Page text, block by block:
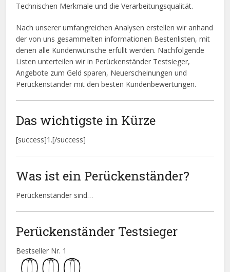
Technischen Merkmale und die Verarbeitungsqualität.
Nach unserer umfangreichen Analysen erstellen wir anhand
der von uns gesammelten informationen Bestenlisten, mit
denen alle Kundenwünsche erfüllt werden. Nachfolgende
Listen unterteilen wir in Perückenständer Testsieger,
Angebote zum Geld sparen, Neuerscheinungen und
Perückenständer mit den besten Kundenbewertungen.
Das wichtigste in Kürze
[success]1.[/success]
Was ist ein Perückenständer?
Perückenständer sind…
Perückenständer Testsieger
Bestseller Nr. 1